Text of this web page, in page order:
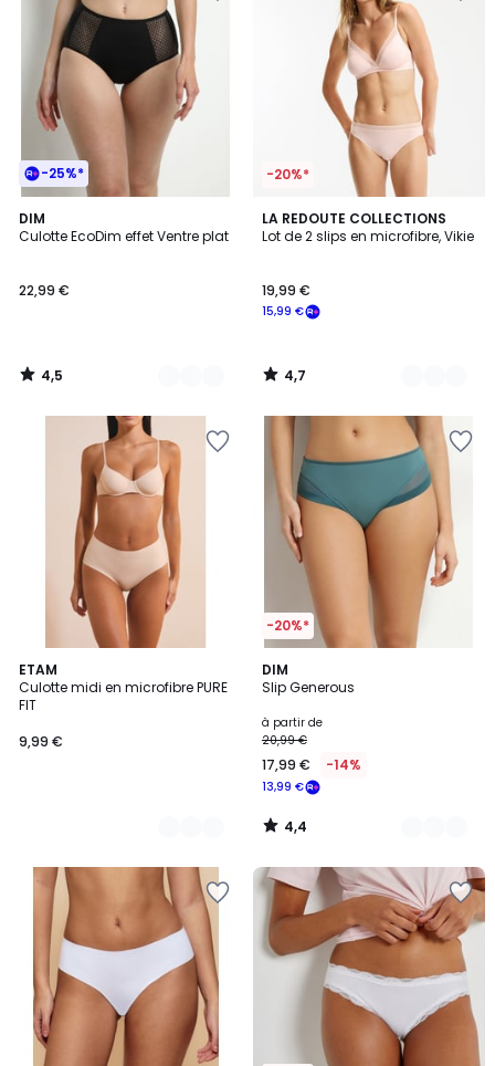
-25%*
DIM
Culotte EcoDim effet Ventre plat
22,99 €
4,5
/ 5
3
Couleurs
4,5
/
-20%*
LA REDOUTE COLLECTIONS
Lot de 2 slips en microfibre, Vikie
15,99 €
19,99 €
4,7
/ 5
3
Couleurs
4,7
/
ETAM
Culotte midi en microfibre PURE
FIT
9,99 €
4
Couleurs
-20%*
DIM
Slip Generous
à partir de
13,99 €
20,99 €
17,99 € -14%
4,4
/ 5
19
Couleurs
4,4
/